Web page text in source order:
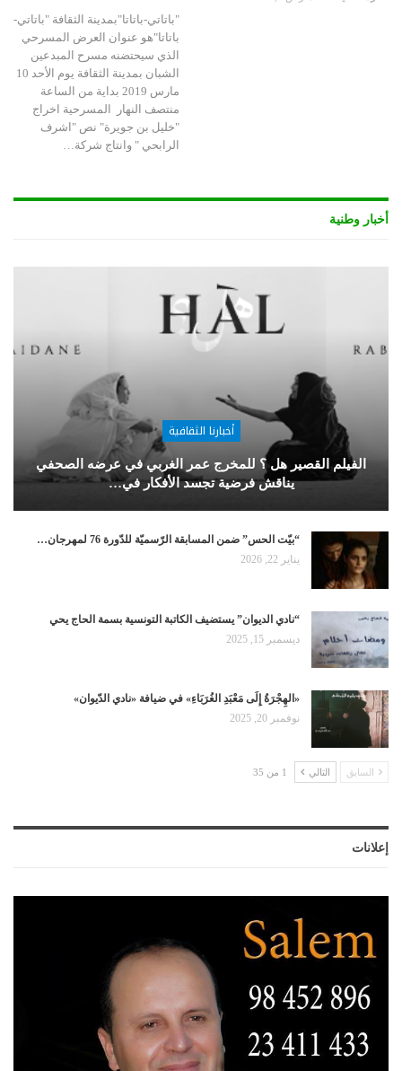
"باتاتي-باتاتا"بمدينة الثقافة "باتاتي-
باتاتا"هو عنوان العرض المسرحي
الذي سيحتضنه مسرح المبدعين
الشبان بمدينة الثقافة يوم الأحد 10
مارس 2019 بداية من الساعة
منتصف النهار المسرحية اخراج
"خليل بن جويرة" نص "اشرف
الرابحي " وانتاج شركة…
أخبار وطنية
أخبارنا الثقافية
الفيلم القصير هل ؟ للمخرج عمر الغربي في عرضه الصحفي
يناقش فرضية تجسد الأفكار في…
“بيّت الحس” ضمن المسابقة الرّسميّة للدّورة 76 لمهرجان…
يناير 22, 2026
“نادي الديوان” يستضيف الكاتبة التونسية بسمة الحاج يحي
ديسمبر 15, 2025
«الهِجْرَةُ إِلَى مَعْبَدِ الغُرَبَاءِ» في ضيافة «نادي الدّيوان»
نوفمبر 20, 2025
السابق التالي 1 من 35
إعلانات